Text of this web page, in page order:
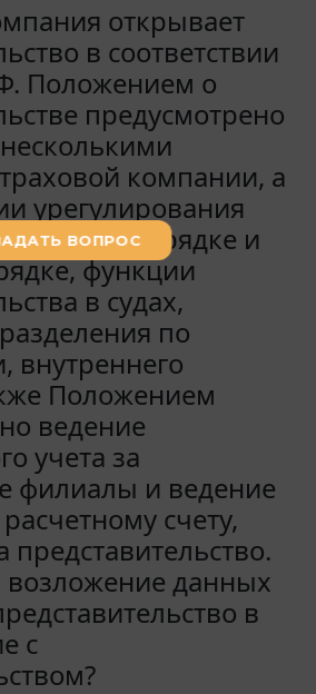
открывает
в соответствии
Положением о
предусмотрено
компании, а
урегулирования
порядке и
функции
в судах,
по
внутреннего
Положением
ведение
учета за
филиалы и ведение
счету,
возложение данных
в
с